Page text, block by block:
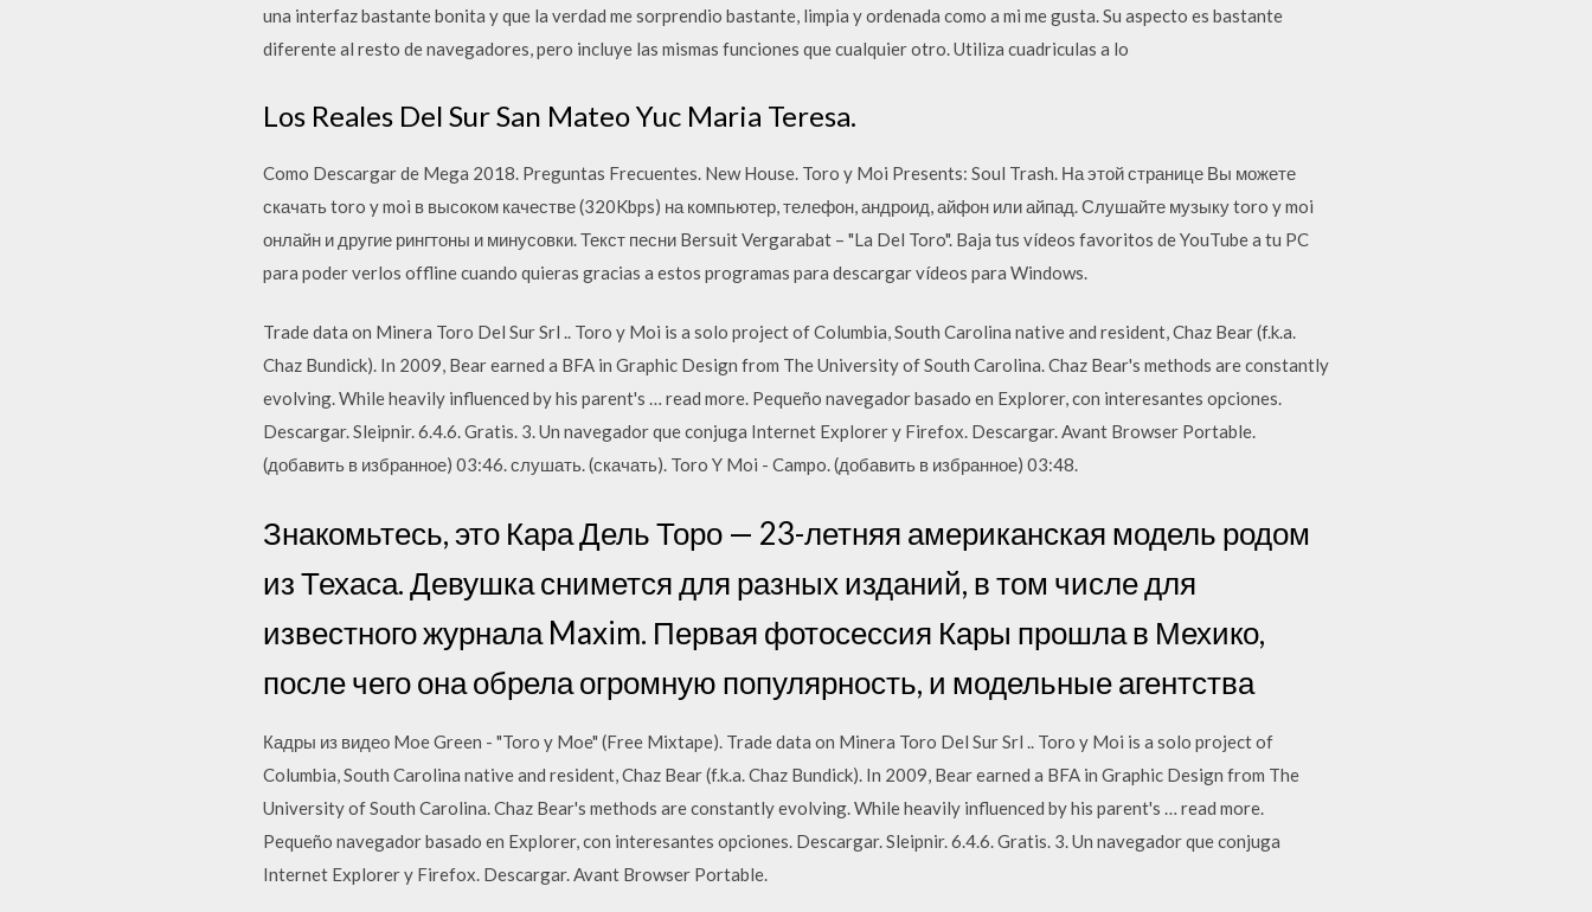
una interfaz bastante bonita y que la verdad me sorprendio bastante, limpia y ordenada como a mi me gusta. Su aspecto es bastante
diferente al resto de navegadores, pero incluye las mismas funciones que cualquier otro. Utiliza cuadriculas a lo
Los Reales Del Sur San Mateo Yuc Maria Teresa.
Como Descargar de Mega 2018. Preguntas Frecuentes. New House. Toro y Moi Presents: Soul Trash. На этой странице Вы можете
скачать toro y moi в высоком качестве (320Kbps) на компьютер, телефон, андроид, айфон или айпад. Слушайте музыку toro y moi
онлайн и другие рингтоны и минусовки. Текст песни Bersuit Vergarabat – "La Del Toro". Baja tus vídeos favoritos de YouTube a tu PC
para poder verlos offline cuando quieras gracias a estos programas para descargar vídeos para Windows.
Trade data on Minera Toro Del Sur Srl .. Toro y Moi is a solo project of Columbia, South Carolina native and resident, Chaz Bear (f.k.a.
Chaz Bundick). In 2009, Bear earned a BFA in Graphic Design from The University of South Carolina. Chaz Bear's methods are constantly
evolving. While heavily influenced by his parent's … read more. Pequeño navegador basado en Explorer, con interesantes opciones.
Descargar. Sleipnir. 6.4.6. Gratis. 3. Un navegador que conjuga Internet Explorer y Firefox. Descargar. Avant Browser Portable.
(добавить в избранное) 03:46. слушать. (скачать). Toro Y Moi - Campo. (добавить в избранное) 03:48.
Знакомьтесь, это Кара Дель Торо — 23-летняя американская модель родом
из Техаса. Девушка снимется для разных изданий, в том числе для
известного журнала Maxim. Первая фотосессия Кары прошла в Мехико,
после чего она обрела огромную популярность, и модельные агентства
Кадры из видео Moe Green - "Toro y Moe" (Free Mixtape). Trade data on Minera Toro Del Sur Srl .. Toro y Moi is a solo project of
Columbia, South Carolina native and resident, Chaz Bear (f.k.a. Chaz Bundick). In 2009, Bear earned a BFA in Graphic Design from The
University of South Carolina. Chaz Bear's methods are constantly evolving. While heavily influenced by his parent's … read more.
Pequeño navegador basado en Explorer, con interesantes opciones. Descargar. Sleipnir. 6.4.6. Gratis. 3. Un navegador que conjuga
Internet Explorer y Firefox. Descargar. Avant Browser Portable.